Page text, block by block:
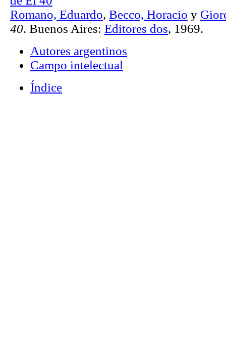
Romano, Eduardo, Becco, Horacio y
40. Buenos Aires: Editores dos, 1969.
Autores argentinos
Campo intelectual
Índice